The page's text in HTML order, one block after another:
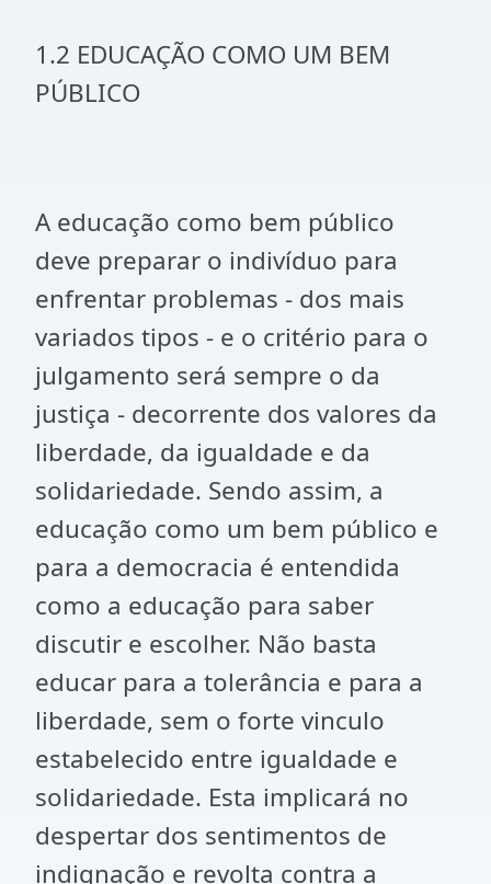
1.2 EDUCAÇÃO COMO UM BEM
PÚBLICO
A educação como bem público
deve preparar o indivíduo para
enfrentar problemas - dos mais
variados tipos - e o critério para o
julgamento será sempre o da
justiça - decorrente dos valores da
liberdade, da igualdade e da
solidariedade. Sendo assim, a
educação como um bem público e
para a democracia é entendida
como a educação para saber
discutir e escolher. Não basta
educar para a tolerância e para a
liberdade, sem o forte vinculo
estabelecido entre igualdade e
solidariedade. Esta implicará no
despertar dos sentimentos de
indignação e revolta contra a